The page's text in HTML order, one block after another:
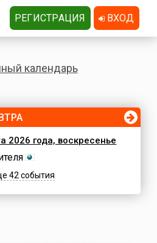
календарь
2026 года, воскресенье
42 события
РЕГИСТРАЦИЯ ВХОД